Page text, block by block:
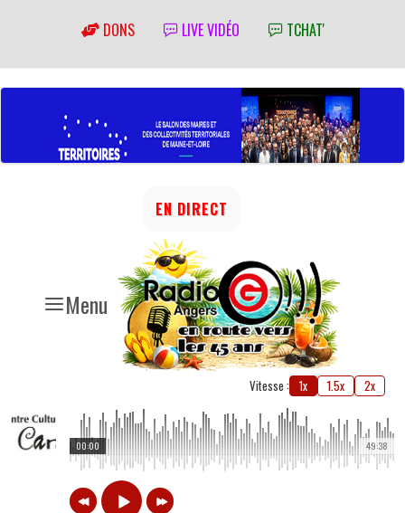
DONS LIVE VIDÉO TCHAT'
Menu
EN DIRECT
Vitesse : 1x 1.5x 2x
49:38
00:00